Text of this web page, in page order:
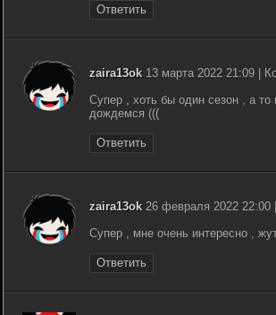
Ответить
zaira13ok13 марта 2022 21:09 |
Супер , хоть бы один сезон , а то
дождемся (((
Ответить
zaira13ok26 февраля 2022 22:00
Супер , мне очень интересно ,
Ответить